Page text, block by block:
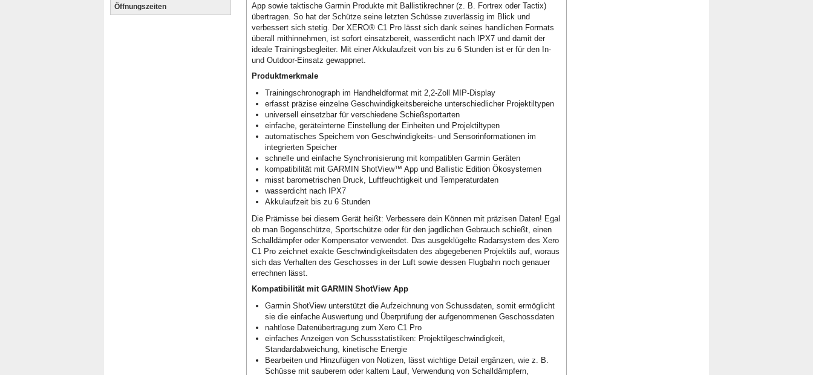
Öffnungszeiten
App sowie taktische Garmin Produkte mit Ballistikrechner (z. B. Fortrex oder Tactix)
übertragen. So hat der Schütze seine letzten Schüsse zuverlässig im Blick und
verbessert sich stetig. Der XERO® C1 Pro lässt sich dank seines handlichen Formats
überall mithinnehmen, ist sofort einsatzbereit, wasserdicht nach IPX7 und damit der
ideale Trainingsbegleiter. Mit einer Akkulaufzeit von bis zu 6 Stunden ist er für den In-
und Outdoor-Einsatz gewappnet.
Produktmerkmale
Trainingschronograph im Handheldformat mit 2,2-Zoll MIP-Display
erfasst präzise einzelne Geschwindigkeitsbereiche unterschiedlicher Projektiltypen
universell einsetzbar für verschiedene Schießsportarten
einfache, geräteinterne Einstellung der Einheiten und Projektiltypen
automatisches Speichern von Geschwindigkeits- und Sensorinformationen im
integrierten Speicher
schnelle und einfache Synchronisierung mit kompatiblen Garmin Geräten
kompatibilität mit GARMIN ShotView™ App und Ballistic Edition Ökosystemen
misst barometrischen Druck, Luftfeuchtigkeit und Temperaturdaten
wasserdicht nach IPX7
Akkulaufzeit bis zu 6 Stunden
Die Prämisse bei diesem Gerät heißt: Verbessere dein Können mit präzisen Daten! Egal
ob man Bogenschütze, Sportschütze oder für den jagdlichen Gebrauch schießt, einen
Schalldämpfer oder Kompensator verwendet. Das ausgeklügelte Radarsystem des Xero
C1 Pro zeichnet exakte Geschwindigkeitsdaten des abgegebenen Projektils auf, woraus
sich das Verhalten des Geschosses in der Luft sowie dessen Flugbahn noch genauer
errechnen lässt.
Kompatibilität mit GARMIN ShotView App
Garmin ShotView unterstützt die Aufzeichnung von Schussdaten, somit ermöglicht
sie die einfache Auswertung und Überprüfung der aufgenommenen Geschossdaten
nahtlose Datenübertragung zum Xero C1 Pro
einfaches Anzeigen von Schussstatistiken: Projektilgeschwindigkeit,
Standardabweichung, kinetische Energie
Bearbeiten und Hinzufügen von Notizen, lässt wichtige Detail ergänzen, wie z. B.
Schüsse mit sauberem oder kaltem Lauf, Verwendung von Schalldämpfern,